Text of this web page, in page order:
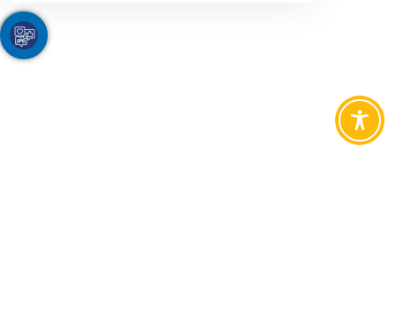
Youtube
Facebook
Twitter
TikTok
Instagram